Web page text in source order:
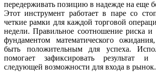
передерживать позицию в надежде на еще
Этот инструмент работает в паре со
четкие рамки для каждой торговой
недели. Правильное соотношение риска и
фундаментом математического
быть положительным для успеха.
помогает зафиксировать результат
следующей возможности для входа в рынок.